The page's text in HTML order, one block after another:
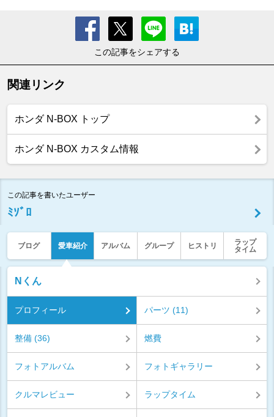
この記事をシェアする
関連リンク
ホンダ N-BOX トップ
ホンダ N-BOX カスタム情報
この記事を書いたユーザー
ﾐｿﾞﾛ
ブログ 愛車紹介 アルバム グループ ヒストリ
ラップ
タイム
Nくん
プロフィール パーツ (11)
整備 (36) 燃費
フォトアルバム フォトギャラリー
クルマレビュー ラップタイム